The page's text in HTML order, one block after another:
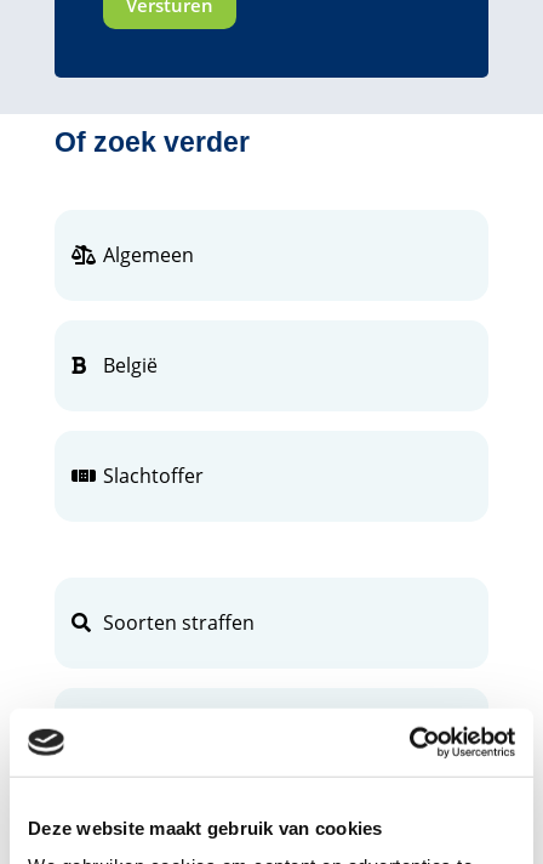
Deze website maakt gebruik van cookies
Of zoek verder
Algemeen
België
Slachtoffer
Soorten straffen
Verdachte